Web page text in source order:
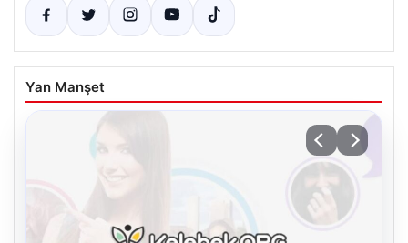
Yan Manşet